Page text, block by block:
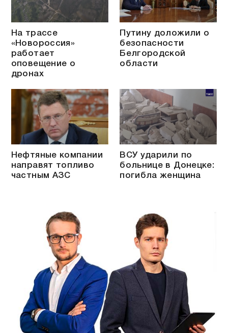
На трассе
«Новороссия»
работает
оповещение о
дронах
Путину доложили о
безопасности
Белгородской
области
Нефтяные компании
направят топливо
частным АЗС
ВСУ ударили по
больнице в Донецке:
погибла женщина